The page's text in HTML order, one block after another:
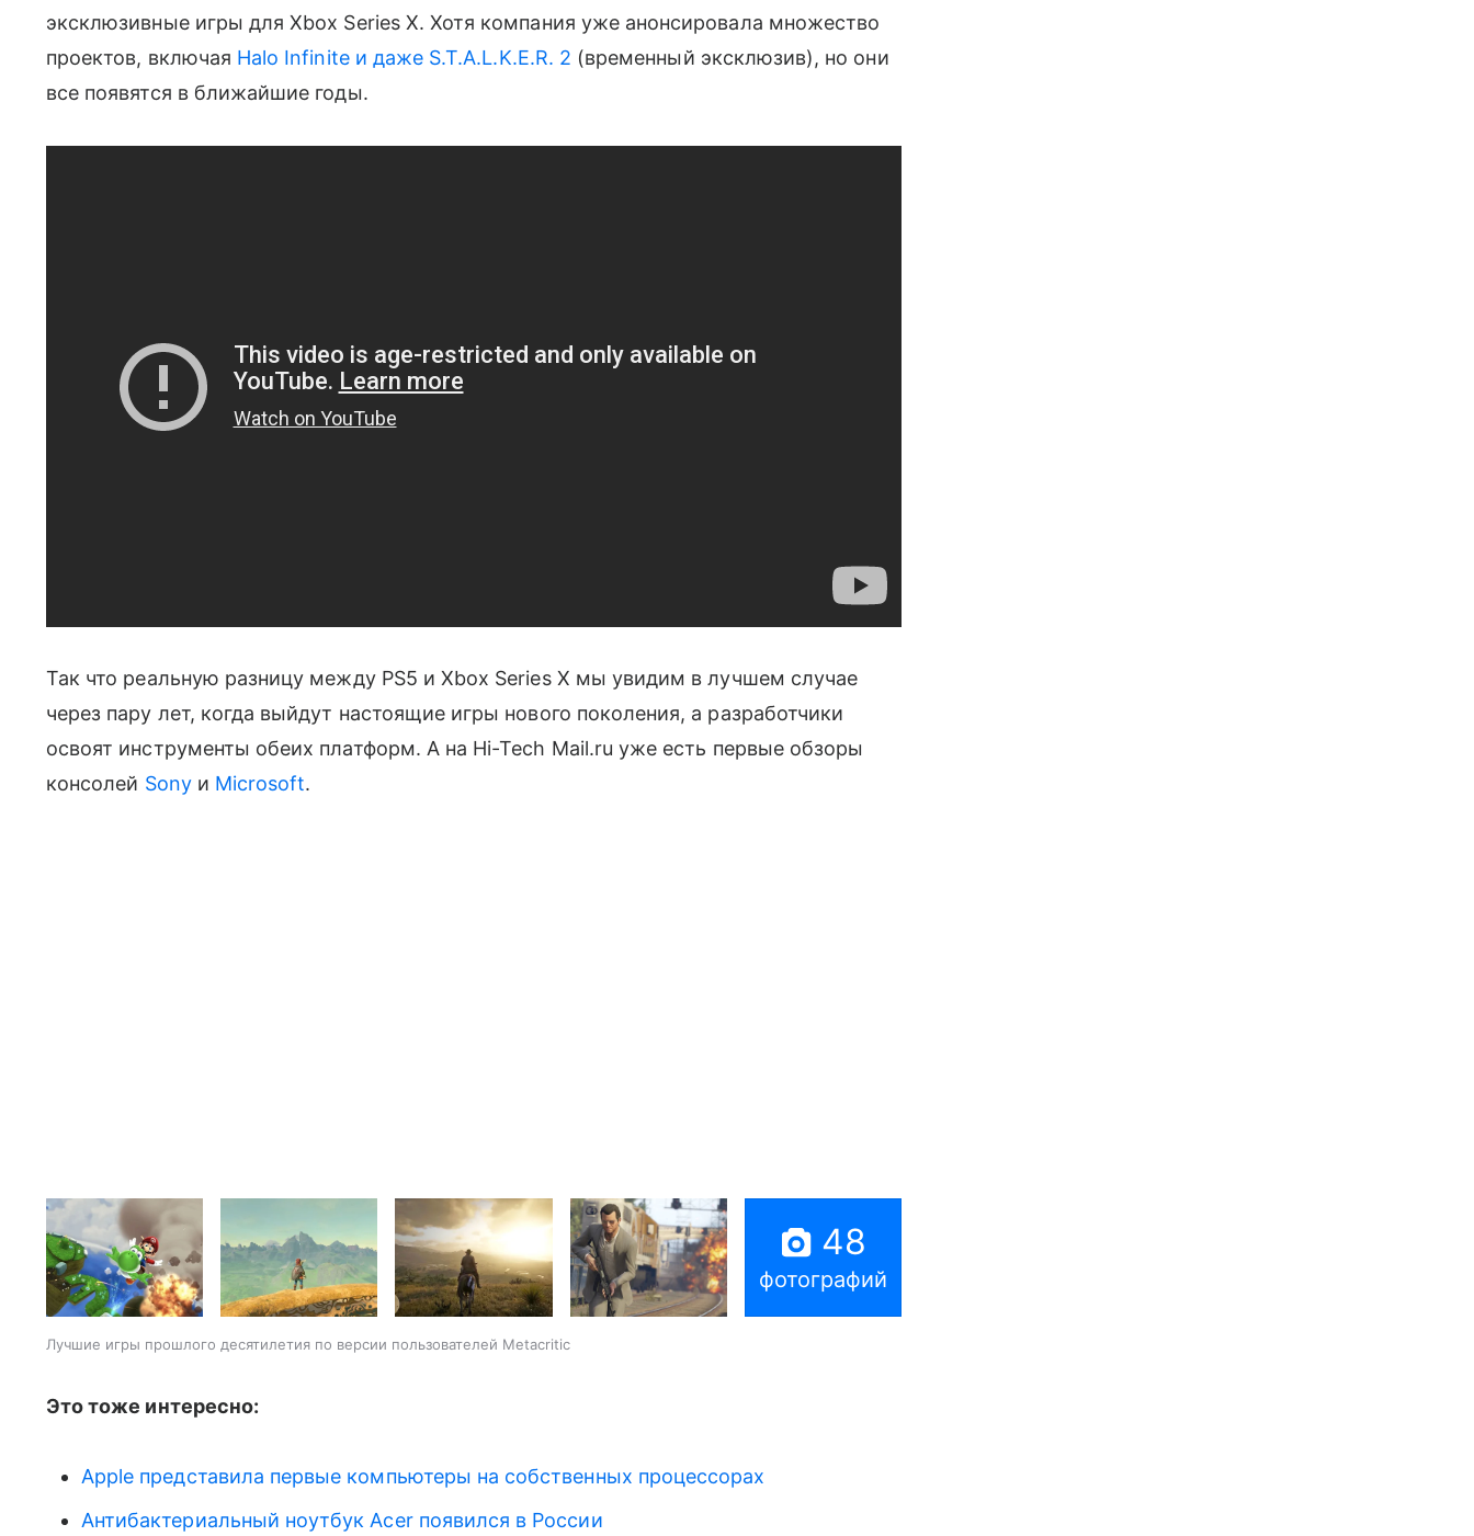
эксклюзивные игры для Xbox Series X. Хотя компания уже анонсировала множество
проектов, включая Halo Infinite и даже S.T.A.L.K.E.R. 2 (временный эксклюзив), но они
все появятся в ближайшие годы.
Так что реальную разницу между PS5 и Xbox Series X мы увидим в лучшем случае
через пару лет, когда выйдут настоящие игры нового поколения, а разработчики
освоят инструменты обеих платформ. А на Hi-Tech Mail.ru уже есть первые обзоры
консолей Sonyи Microsoft.
48
фотографий
Лучшие игры прошлого десятилетия по версии пользователей Metacritic
Это тоже интересно:
Apple представила первые компьютеры на собственных процессорах
Антибактериальный ноутбук Acer появился в России